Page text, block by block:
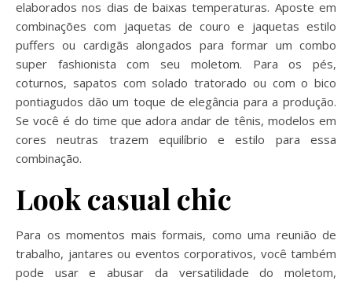
elaborados nos dias de baixas temperaturas. Aposte em
combinações com jaquetas de couro e jaquetas estilo
puffers ou cardigãs alongados para formar um combo
super fashionista com seu moletom. Para os pés,
coturnos, sapatos com solado tratorado ou com o bico
pontiagudos dão um toque de elegância para a produção.
Se você é do time que adora andar de tênis, modelos em
cores neutras trazem equilíbrio e estilo para essa
combinação.
Look casual chic
Para os momentos mais formais, como uma reunião de
trabalho, jantares ou eventos corporativos, você também
pode usar e abusar da versatilidade do moletom,